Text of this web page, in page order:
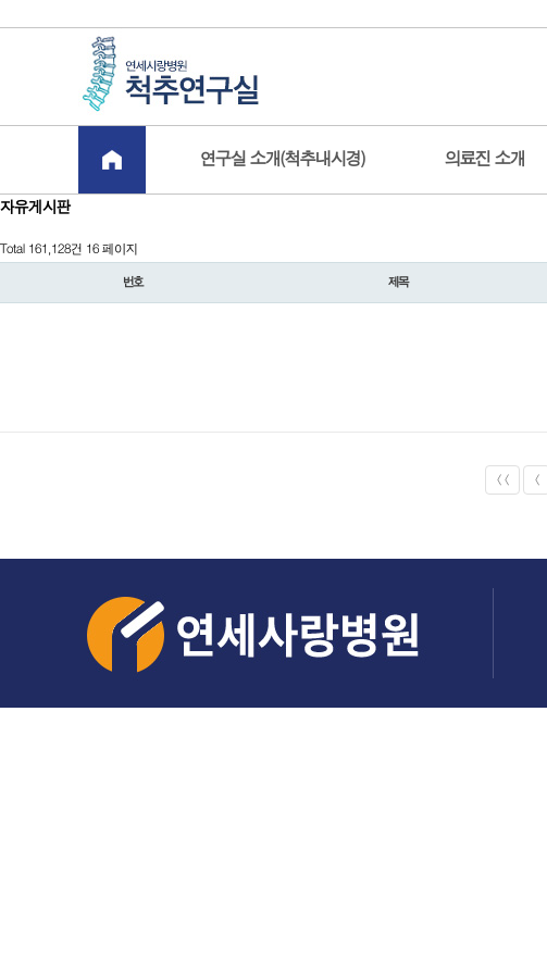
연구실 소개(척추내시경) 의료진 소개
자유게시판
Total 161,128건 16 페이지
번호 제목
<< <